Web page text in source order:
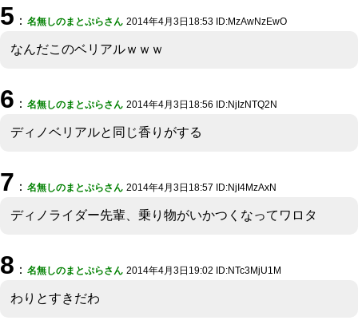
5 ： 名無しのまとぷらさん 2014年4月3日18:53 ID:MzAwNzEwO
なんだこのベリアルｗｗｗ
6 ： 名無しのまとぷらさん 2014年4月3日18:56 ID:NjIzNTQ2N
ディノベリアルと同じ香りがする
7 ： 名無しのまとぷらさん 2014年4月3日18:57 ID:NjI4MzAxN
ディノライダー先輩、乗り物がいかつくなってワロタ
8 ： 名無しのまとぷらさん 2014年4月3日19:02 ID:NTc3MjU1M
わりとすきだわ